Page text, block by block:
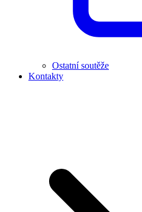
Ostatní soutěže
Kontakty